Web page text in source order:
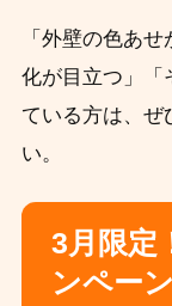
「外壁の色あ
化が目立つ」「
ている方は、ぜ
い。
3月限定
ンペー